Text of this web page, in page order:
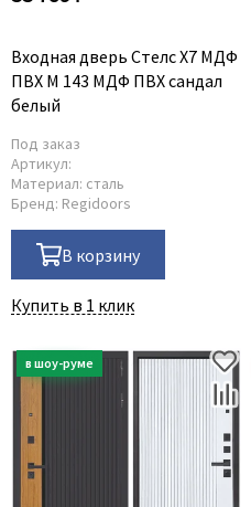
Входная дверь Стелс Х7 МДФ
ПВХ М 143 МДФ ПВХ сандал
белый
Под заказ
Артикул:
Материал: сталь
Бренд: Regidoors
В корзину
Купить в 1 клик